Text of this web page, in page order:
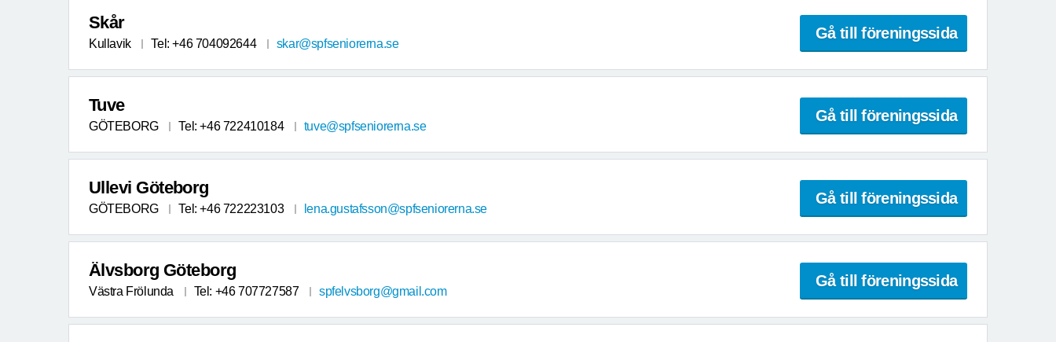
Skår
Kullavik Tel: +46 704092644 skar@spfseniorerna.se
Gå till föreningssida
Tuve
GÖTEBORG Tel: +46 722410184 tuve@spfseniorerna.se
Gå till föreningssida
Ullevi Göteborg
GÖTEBORG Tel: +46 722223103 lena.gustafsson@spfseniorerna.se
Gå till föreningssida
Älvsborg Göteborg
Västra Frölunda Tel: +46 707727587 spfelvsborg@gmail.com
Gå till föreningssida